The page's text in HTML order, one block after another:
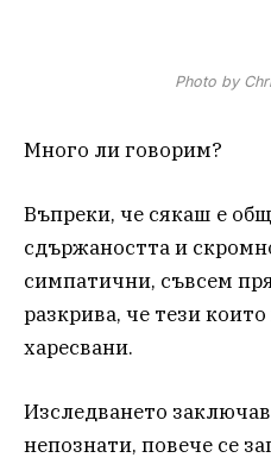
Photo by
Много ли говорим?
Въпреки, че сякаш е
сдържаността и
симпатични, съвсем
разкрива, че тези
харесвани.
Изследването
непознати, повече се